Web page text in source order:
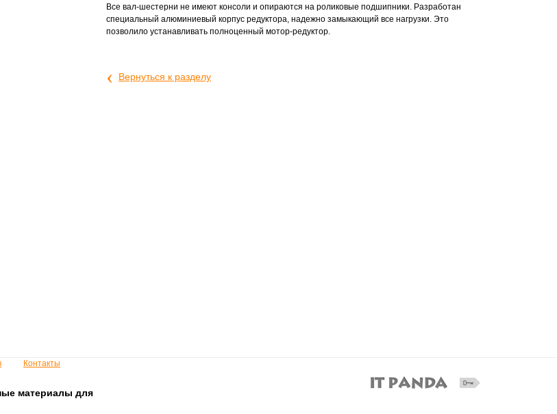
Все вал-шестерни не имеют консоли и опираются на роликовые подшипники. Разработан
специальный алюминиевый корпус редуктора, надежно замыкающий все нагрузки. Это
позволило устанавливать полноценный мотор-редуктор.
‹ Вернуться к разделу
Контакты
материалы для